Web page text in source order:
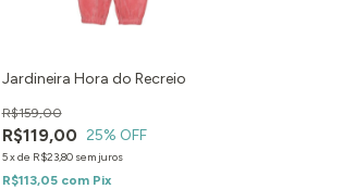
Jardineira Hora do Recreio
R$119,00
R$159,00
25% OFF
5xde R$23,80 sem juros
R$113,05 com Pix